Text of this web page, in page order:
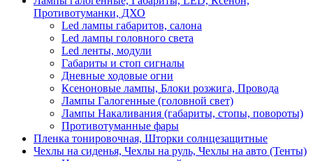
Противотуманки, ДХО
Led лампы габаритов, салона
Led лампы головного света
Led ленты, модули
Габариты и стоп сигналы
Дневные ходовые огни
Ксеноновые лампы, Блоки розжига, Провода
Лампы Галогенные (головной свет)
Лампы Накаливания (габариты, стопы, повороты)
Противотуманные фары
Пленка тонировочная, Шторки солнцезащитные
Чехлы на сиденья, Чехлы на руль, Чехлы на авто (Тенты)